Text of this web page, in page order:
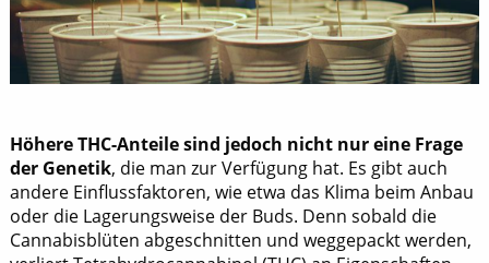
Höhere THC-Anteile sind jedoch nicht nur eine Frage
der Genetik, die man zur Verfügung hat. Es gibt auch
andere Einflussfaktoren, wie etwa das Klima beim Anbau
oder die Lagerungsweise der Buds. Denn sobald die
Cannabisblüten abgeschnitten und weggepackt werden,